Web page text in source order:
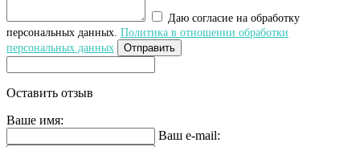
Даю согласие на обработку
персональных данных. Политика в отношении обработки
персональных данных
Отправить
Оставить отзыв
Ваше имя:
Ваш e-mail: